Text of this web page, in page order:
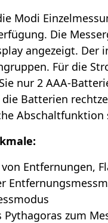
Modi
Die
angezeigt. Der
Für die
nur 2 AAA-
Batterien
Abschaltfunktion
Entfernungen,
Pythagoras zum